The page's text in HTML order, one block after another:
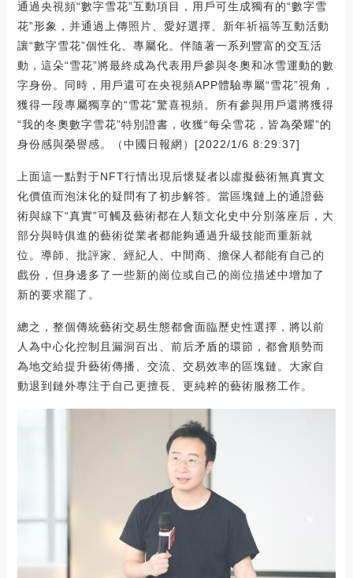
通過央視頻“數字雪花”互動項目，用戶可生成獨有的“數字雪
花”形象，并通過上傳照片、愛好選擇、新年祈福等互動活動
讓“數字雪花”個性化、專屬化。伴隨著一系列豐富的交互活
動，這朵“雪花”將最終成為代表用戶參與冬奧和冰雪運動的數
字身份。同時，用戶還可在央視頻APP體驗專屬“雪花”視角，
獲得一段專屬獨享的“雪花”驚喜視頻。所有參與用戶還將獲得
“我的冬奧數字雪花”特別證書，收獲“每朵雪花，皆為榮耀”的
身份感與榮譽感。（中國日報網）[2022/1/6 8:29:37]
上面這一點對于NFT行情出現后懷疑者以虛擬藝術無真實文
化價值而泡沫化的疑問有了初步解答。當區塊鏈上的通證藝
術與線下“真實”可觸及藝術都在人類文化史中分別落座后，大
部分與時俱進的藝術從業者都能夠通過升級技能而重新就
位。導師、批評家、經紀人、中間商、擔保人都能有自己的
戲份，但身邊多了一些新的崗位或自己的崗位描述中增加了
新的要求罷了。
總之，整個傳統藝術交易生態都會面臨歷史性選擇，將以前
人為中心化控制且漏洞百出、前后矛盾的環節，都會順勢而
為地交給提升藝術傳播、交流、交易效率的區塊鏈。大家自
動退到鏈外專注于自己更擅長、更純粹的藝術服務工作。